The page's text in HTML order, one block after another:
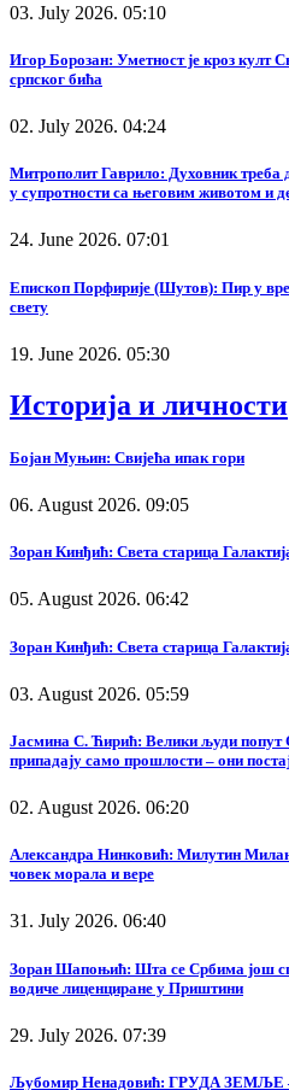
03. July 2026. 05:10
Игор Борозан: Уметност је кроз култ
српског бића
02. July 2026. 04:24
Митрополит Гаврило: Духовник треба
у супротности са његовим животом и
24. June 2026. 07:01
Епископ Порфирије (Шутов): Пир у
свету
19. June 2026. 05:30
Историја и личности
Бојан Муњин: Свијећа ипак гори
06. August 2026. 09:05
Зоран Кинђић: Света старица
05. August 2026. 06:42
Зоран Кинђић: Света старица
03. August 2026. 05:59
Јасмина С. Ћирић: Велики људи попут
припадају само прошлости – они
02. August 2026. 06:20
Александра Нинковић: Милутин
човек морала и вере
31. July 2026. 06:40
Зоран Шапоњић: Шта се Србима још
водиче лиценциране у Приштини
29. July 2026. 07:39
Љубомир Ненадовић: ГРУДА ЗЕМЉЕ –